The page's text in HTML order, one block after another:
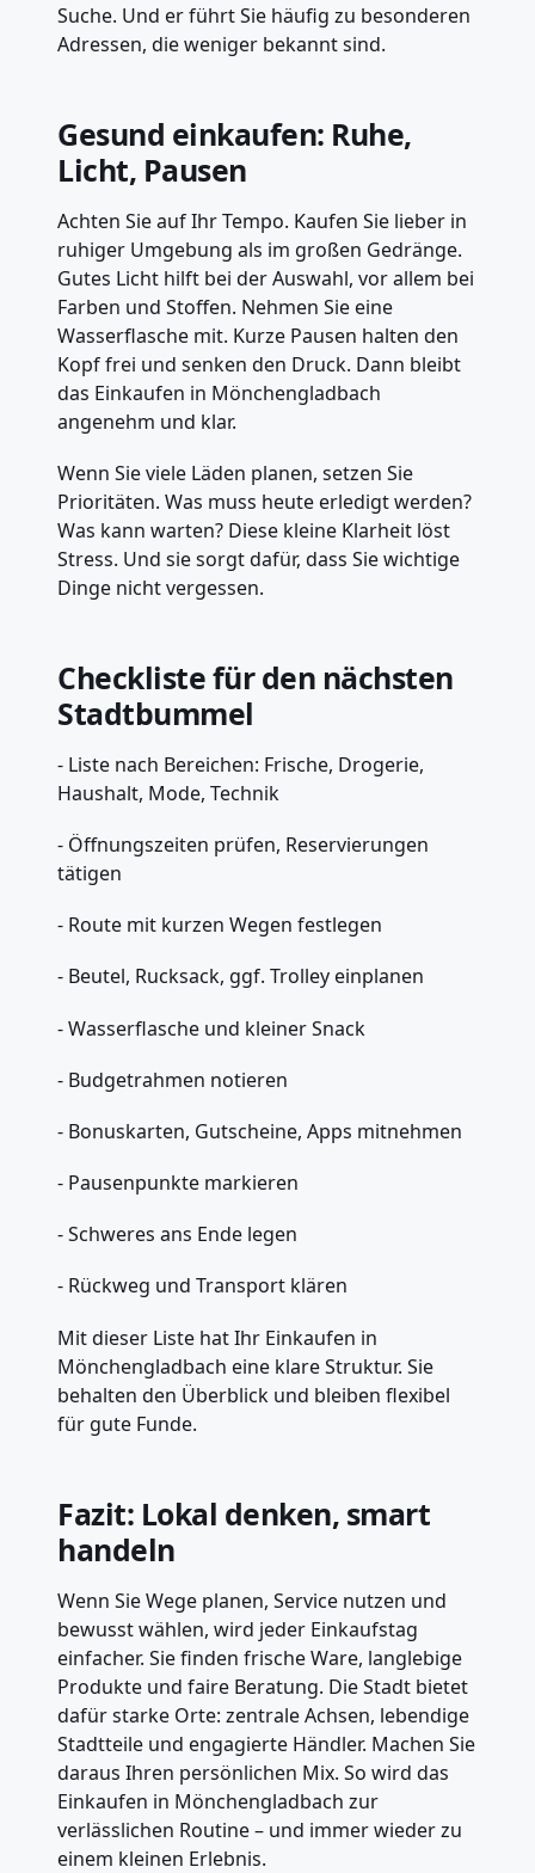
Suche. Und er führt Sie häufig zu besonderen
Adressen, die weniger bekannt sind.
Gesund einkaufen: Ruhe,
Licht, Pausen
Achten Sie auf Ihr Tempo. Kaufen Sie lieber in
ruhiger Umgebung als im großen Gedränge.
Gutes Licht hilft bei der Auswahl, vor allem bei
Farben und Stoffen. Nehmen Sie eine
Wasserflasche mit. Kurze Pausen halten den
Kopf frei und senken den Druck. Dann bleibt
das Einkaufen in Mönchengladbach
angenehm und klar.
Wenn Sie viele Läden planen, setzen Sie
Prioritäten. Was muss heute erledigt werden?
Was kann warten? Diese kleine Klarheit löst
Stress. Und sie sorgt dafür, dass Sie wichtige
Dinge nicht vergessen.
Checkliste für den nächsten
Stadtbummel
- Liste nach Bereichen: Frische, Drogerie,
Haushalt, Mode, Technik
- Öffnungszeiten prüfen, Reservierungen
tätigen
- Route mit kurzen Wegen festlegen
- Beutel, Rucksack, ggf. Trolley einplanen
- Wasserflasche und kleiner Snack
- Budgetrahmen notieren
- Bonuskarten, Gutscheine, Apps mitnehmen
- Pausenpunkte markieren
- Schweres ans Ende legen
- Rückweg und Transport klären
Mit dieser Liste hat Ihr Einkaufen in
Mönchengladbach eine klare Struktur. Sie
behalten den Überblick und bleiben flexibel
für gute Funde.
Fazit: Lokal denken, smart
handeln
Wenn Sie Wege planen, Service nutzen und
bewusst wählen, wird jeder Einkaufstag
einfacher. Sie finden frische Ware, langlebige
Produkte und faire Beratung. Die Stadt bietet
dafür starke Orte: zentrale Achsen, lebendige
Stadtteile und engagierte Händler. Machen Sie
daraus Ihren persönlichen Mix. So wird das
Einkaufen in Mönchengladbach zur
verlässlichen Routine – und immer wieder zu
einem kleinen Erlebnis.